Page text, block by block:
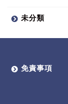
未分類
免責事項